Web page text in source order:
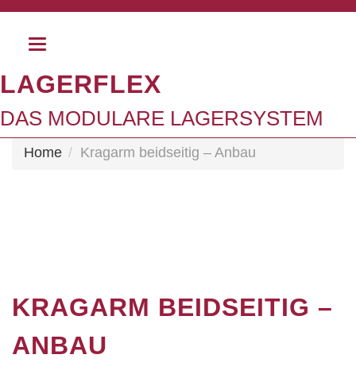
Toggle
LAGERFLEX
DAS MODULARE LAGERSYSTEM
Home Kragarm beidseitig – Anbau
KRAGARM BEIDSEITIG –
ANBAU